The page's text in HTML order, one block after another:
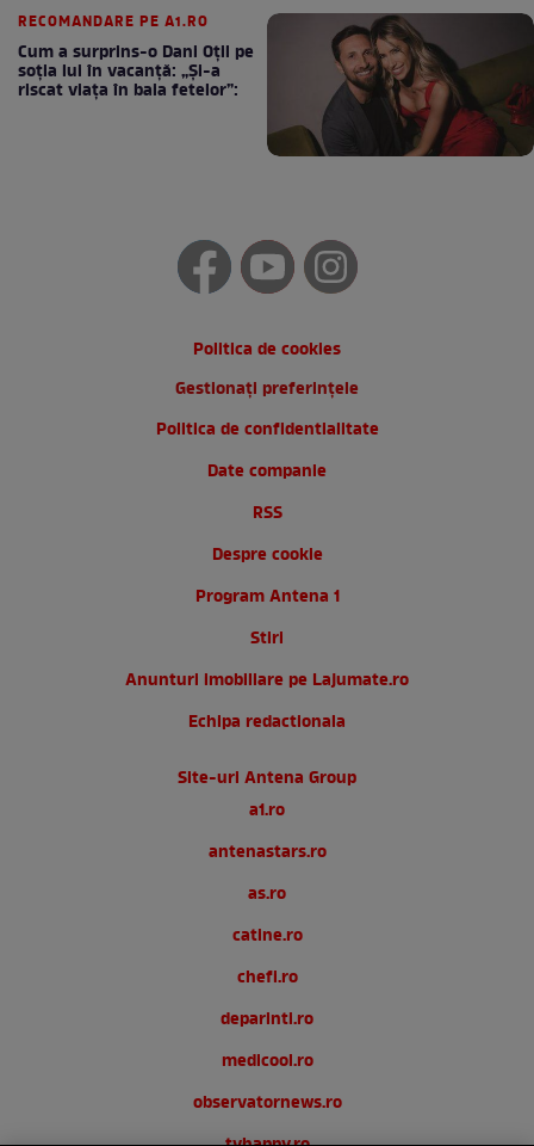
RECOMANDARE PE A1.RO
Cum a surprins-o Dani Oțil pe
soția lui în vacanță: „Și-a
riscat viața în baia fetelor”:
Politica de cookies
Gestionați preferințele
Politica de confidentialitate
Date companie
RSS
Despre cookie
Program Antena 1
Stiri
Anunturi imobiliare pe Lajumate.ro
Echipa redactionala
Site-uri Antena Group
a1.ro
antenastars.ro
as.ro
catine.ro
chefi.ro
deparinti.ro
medicool.ro
observatornews.ro